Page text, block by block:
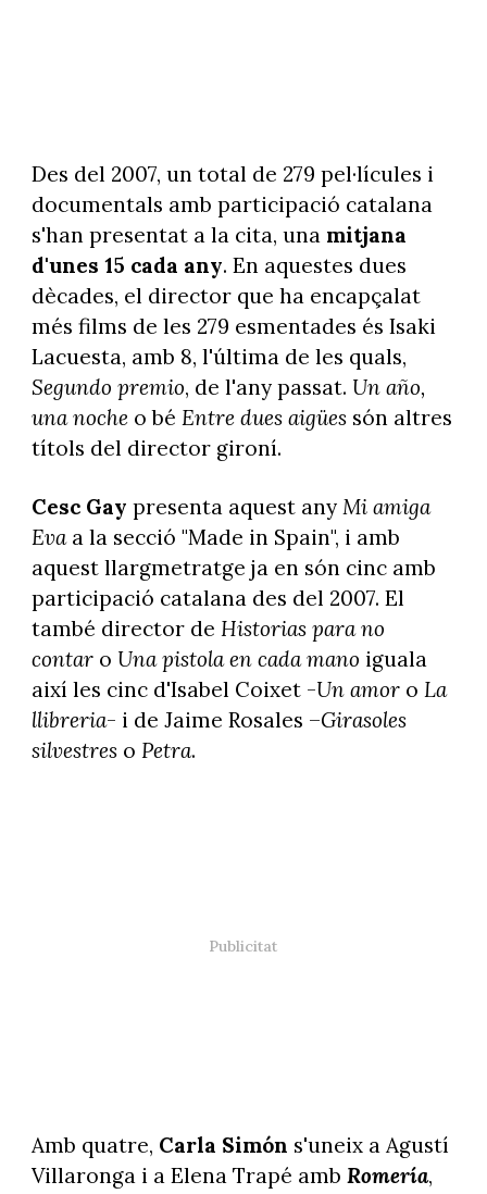
Des del 2007, un total de 279 pel·lícules i
documentals amb participació catalana
s'han presentat a la cita, una mitjana
d'unes 15 cada any. En aquestes dues
dècades, el director que ha encapçalat
més films de les 279 esmentades és Isaki
Lacuesta, amb 8, l'última de les quals,
Segundo premio, de l'any passat. Un año,
una nocheo bé Entre dues aigüessón altres
títols del director gironí.
Cesc Gay presenta aquest any Mi amiga
Evaa la secció "Made in Spain", i amb
aquest llargmetratge ja en són cinc amb
participació catalana des del 2007. El
també director de Historias para no
contaro Una pistola en cada mano iguala
així les cinc d'Isabel Coixet -Un amoro La
llibreria- i de Jaime Rosales –Girasoles
silvestres o Petra.
Amb quatre, Carla Simón s'uneix a Agustí
Villaronga i a Elena Trapé amb Romería,